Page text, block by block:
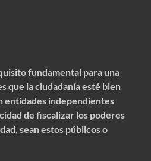
fundamental para una
que la ciudadanía esté bien
entidades independientes
de fiscalizar los poderes
sean estos públicos o